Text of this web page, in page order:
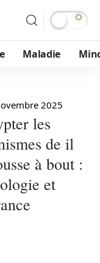
Maladie
2025
les
de il
à bout :
et